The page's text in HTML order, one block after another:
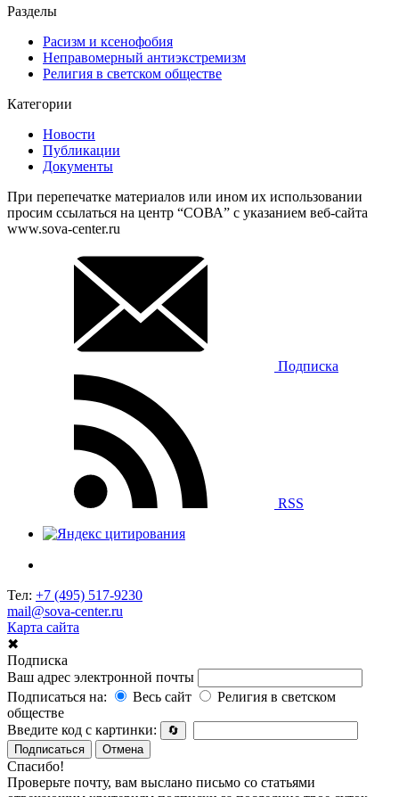
Разделы
Расизм и ксенофобия
Неправомерный антиэкстремизм
Религия в светском обществе
Категории
Новости
Публикации
Документы
При перепечатке материалов или ином их использовании
просим ссылаться на центр “СОВА” с указанием веб-сайта
www.sova-center.ru
Подписка
RSS
Тел: +7 (495) 517-9230
mail@sova-center.ru
Карта сайта
✖
Подписка
Ваш адрес электронной почты
Подписаться на:
Весь сайт
Религия в светском
обществе
Введите код с картинки:
🔄
Подписаться
Отмена
Спасибо!
Проверьте почту, вам выслано письмо со статьями